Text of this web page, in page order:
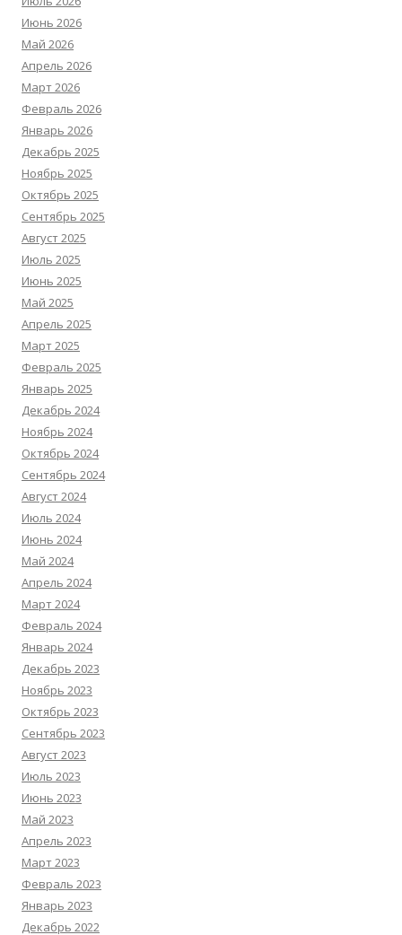
Июнь 2026
Май 2026
Апрель 2026
Март 2026
Февраль 2026
Январь 2026
Декабрь 2025
Ноябрь 2025
Октябрь 2025
Сентябрь 2025
Август 2025
Июль 2025
Июнь 2025
Май 2025
Апрель 2025
Март 2025
Февраль 2025
Январь 2025
Декабрь 2024
Ноябрь 2024
Октябрь 2024
Сентябрь 2024
Август 2024
Июль 2024
Июнь 2024
Май 2024
Апрель 2024
Март 2024
Февраль 2024
Январь 2024
Декабрь 2023
Ноябрь 2023
Октябрь 2023
Сентябрь 2023
Август 2023
Июль 2023
Июнь 2023
Май 2023
Апрель 2023
Март 2023
Февраль 2023
Январь 2023
Декабрь 2022